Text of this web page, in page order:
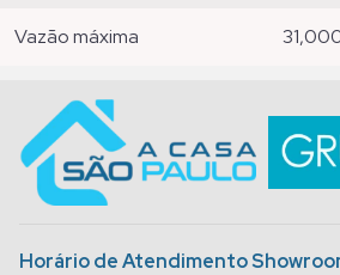
vazão máxima
Horário de Atendimento